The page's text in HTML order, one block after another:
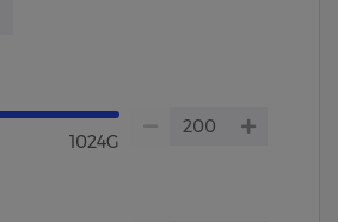
1024G